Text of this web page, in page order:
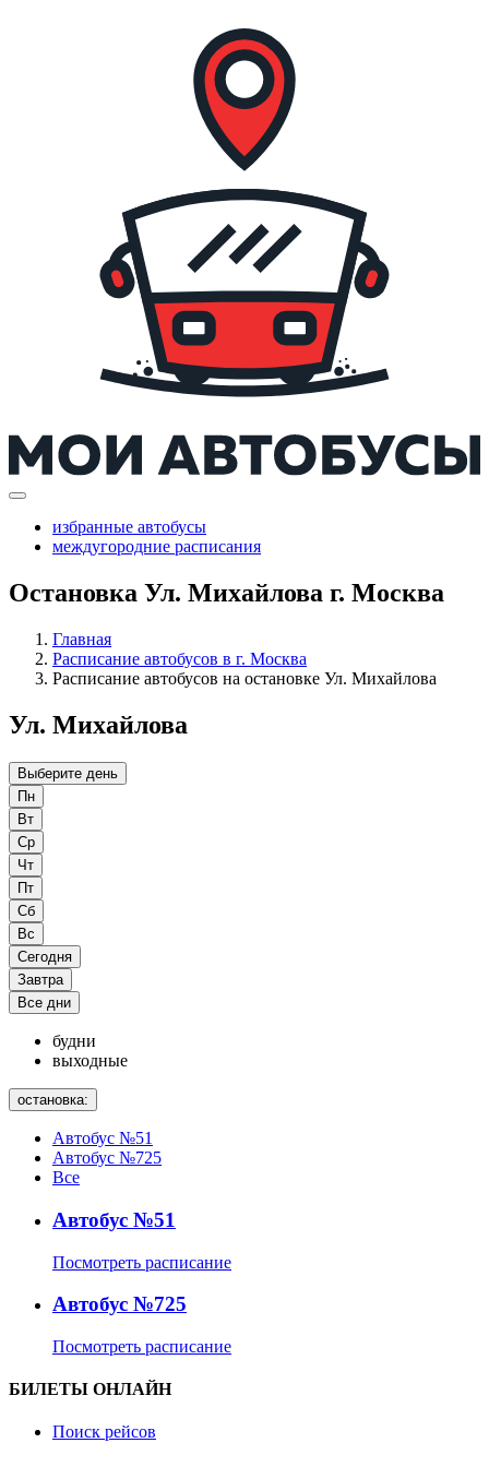
избранные автобусы
междугородние расписания
Остановка Ул. Михайлова г. Москва
Главная
Расписание автобусов в г. Москва
Расписание автобусов на остановке Ул. Михайлова
Ул. Михайлова
Выберите день
Пн
Вт
Ср
Чт
Пт
Сб
Вс
Сегодня
Завтра
Все дни
будни
выходные
остановка:
Автобус №51
Автобус №725
Все
Автобус №51
Посмотреть расписание
Автобус №725
Посмотреть расписание
БИЛЕТЫ ОНЛАЙН
Поиск рейсов